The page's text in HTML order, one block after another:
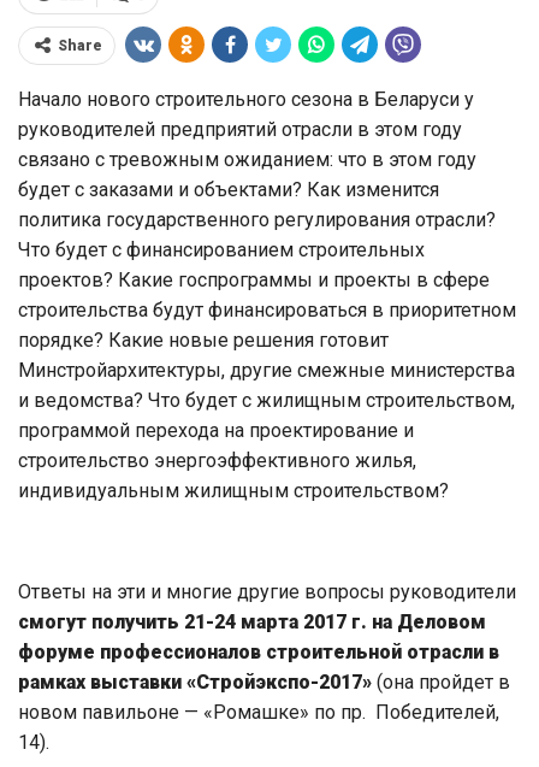
Share
Начало нового строительного сезона в Беларуси у
руководителей предприятий отрасли в этом году
связано с тревожным ожиданием: что в этом году
будет с заказами и объектами? Как изменится
политика государственного регулирования отрасли?
Что будет с финансированием строительных
проектов? Какие госпрограммы и проекты в сфере
строительства будут финансироваться в приоритетном
порядке? Какие новые решения готовит
Минстройархитектуры, другие смежные министерства
и ведомства? Что будет с жилищным строительством,
программой перехода на проектирование и
строительство энергоэффективного жилья,
индивидуальным жилищным строительством?
Ответы на эти и многие другие вопросы руководители
смогут получить 21-24 марта 2017 г. на Деловом
форуме профессионалов строительной отрасли в
рамках выставки «Стройэкспо-2017» (она пройдет в
новом павильоне — «Ромашке» по пр. Победителей,
14).